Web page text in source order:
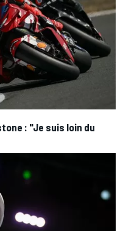
: "Je suis loin du